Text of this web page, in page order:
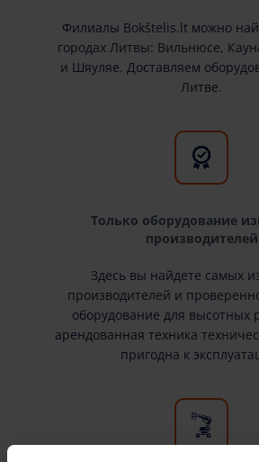
Филиалы Bokštelis.lt можно
городах Литвы: Вильнюсе,
и Шяуляе. Доставляем
Литве.
Только оборудование
производителей
Здесь вы найдете самых
производителей и
оборудование для высотных
арендованная техника
пригодна к